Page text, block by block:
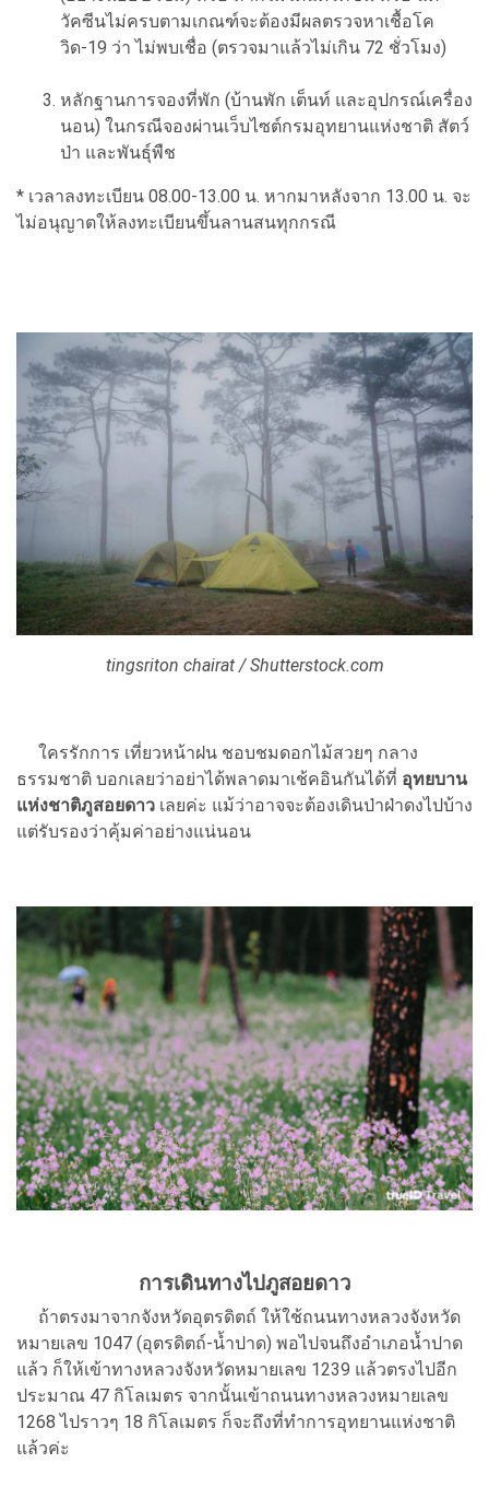
วัคซีนไม่ครบตามเกณฑ์จะต้องมีผลตรวจหาเชื้อโค
วิด-19 ว่า ไม่พบเชื่อ (ตรวจมาแล้วไม่เกิน 72 ชั่วโมง)
หลักฐานการจองที่พัก (บ้านพัก เต็นท์ และอุปกรณ์เครื่อง
นอน) ในกรณีจองผ่านเว็บไซต์กรมอุทยานแห่งชาติ สัตว์
ป่า และพันธุ์พืช
* เวลาลงทะเบียน 08.00-13.00 น. หากมาหลังจาก 13.00 น. จะ
ไม่อนุญาตให้ลงทะเบียนขึ้นลานสนทุกกรณี
tingsriton chairat / Shutterstock.com
ใครรักการ เที่ยวหน้าฝน ชอบชมดอกไม้สวยๆ กลาง
ธรรมชาติ บอกเลยว่าอย่าได้พลาดมาเช้คอินกันได้ที่ อุทยบาน
แห่งชาติภูสอยดาว เลยค่ะ แม้ว่าอาจจะต้องเดินป่าฝ่าดงไปบ้าง
แต่รับรองว่าคุ้มค่าอย่างแน่นอน
การเดินทางไปภูสอยดาว
ถ้าตรงมาจากจังหวัดอุตรดิตถ์ ให้ใช้ถนนทางหลวงจังหวัด
หมายเลข 1047 (อุตรดิตถ์-น้ำปาด) พอไปจนถึงอำเภอน้ำปาด
แล้ว ก็ให้เข้าทางหลวงจังหวัดหมายเลข 1239 แล้วตรงไปอีก
ประมาณ 47 กิโลเมตร จากนั้นเข้าถนนทางหลวงหมายเลข
1268 ไปราวๆ 18 กิโลเมตร ก็จะถึงที่ทำการอุทยานแห่งชาติ
แล้วค่ะ